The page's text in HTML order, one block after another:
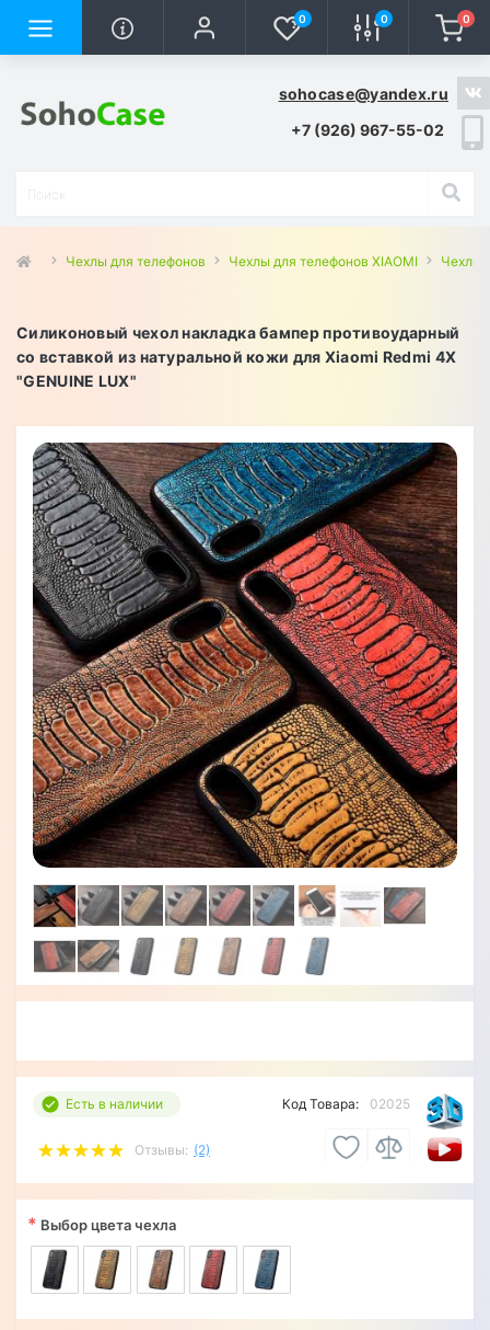
0 0 0
sohocase@yandex.ru
+7 (926) 967-55-02
Чехлы для телефонов Чехлы для телефонов XIAOMI Чехлы
Силиконовый чехол накладка бампер противоударный
со вставкой из натуральной кожи для Xiaomi Redmi 4X
"GENUINE LUX"
Есть в наличии
Отзывы: (2)
Код Товара: 02025
* Выбор цвета чехла